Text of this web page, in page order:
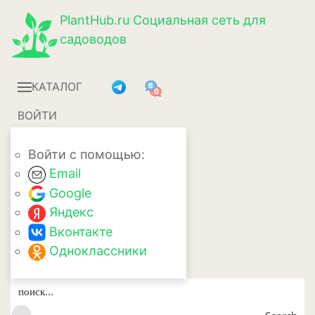
PlantHub.ru Социальная сеть для
садоводов
КАТАЛОГ
ВОЙТИ
Войти с помощью:
Email
Google
Яндекс
Вконтакте
Одноклассники